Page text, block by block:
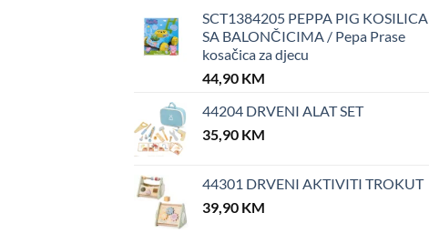
SCT1384205 PEPPA PIG KOSILICA
SA BALONČICIMA / Pepa Prase
kosačica za djecu
44,90 KM
44204 DRVENI ALAT SET
35,90 KM
44301 DRVENI AKTIVITI TROKUT
39,90 KM